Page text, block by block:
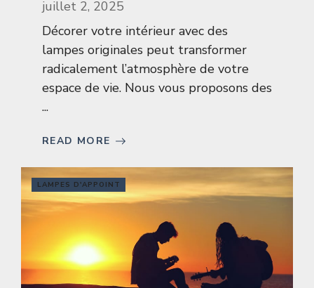
juillet 2, 2025
Décorer votre intérieur avec des
lampes originales peut transformer
radicalement l’atmosphère de votre
espace de vie. Nous vous proposons des
...
READ MORE
LAMPES D'APPOINT